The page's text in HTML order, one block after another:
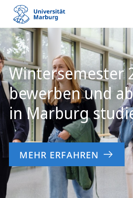
Mobile-
Navigation
Hauptinhalt
Wintersemester
bewerben und
in Marburg
MEHR ERFAHREN